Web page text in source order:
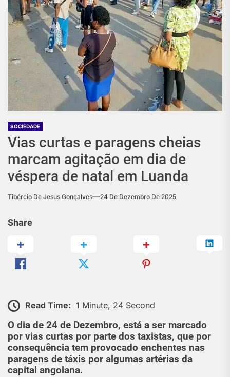
SOCIEDADE
Vias curtas e paragens cheias
marcam agitação em dia de
véspera de natal em Luanda
Tibércio De Jesus Gonçalves 24 De Dezembro De 2025
Share
Read Time: 1 Minute, 24 Second
O dia de 24 de Dezembro, está a ser marcado
por vias curtas por parte dos taxistas, que por
consequência tem provocado enchentes nas
paragens de táxis por algumas artérias da
capital angolana.